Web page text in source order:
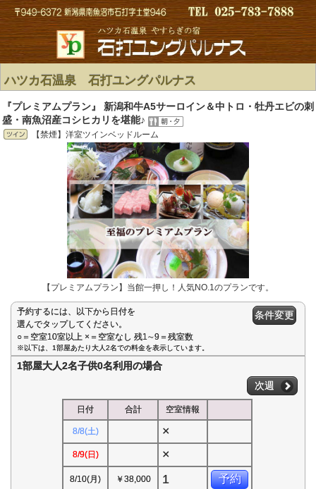
ハツカ石温泉 石打ユングパルナス
『プレミアムプラン』 新潟和牛A5サーロイン＆中トロ・牡丹エビの刺
盛・南魚沼産コシヒカリを堪能♪
【禁煙】洋室ツインベッドルーム
【プレミアムプラン】当館一押し！人気NO.1のプランです。
予約するには、以下から日付を
選んでタップしてください。
○＝空室10室以上 ×＝空室なし 残1∼9＝残室数
条件変更
※以下は、1部屋あたり大人2名での料金を表示しています。
1部屋大人2名子供0名利用の場合
次週
日付 合計 空室情報
8/8(土) ×
8/9(日) ×
8/10(月) ￥38,000 1 予約